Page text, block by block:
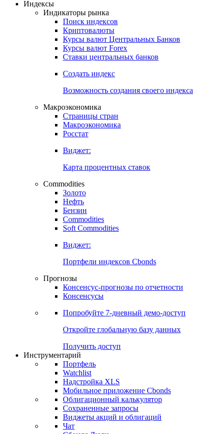
Откройте глобальную базу данных
Получить доступ
Индикаторы рынка
Поиск индексов
Курсы валют Центральных Банков
Ставки центральных банков
Создать индекс
Возможность создания своего индекса
Страницы стран
Росстат
Виджет:
Карта процентных ставок
Commodities
Золото
Бензин
Soft Commodities
Виджет:
Портфели индексов Cbonds
Прогнозы
Консенсусы
Попробуйте7-дневный
Откройте глобальную базу данных
Получить доступ
Инструментарий
Портфель
Watchlist
Надстройка XLS
Мобильное приложение Cbonds